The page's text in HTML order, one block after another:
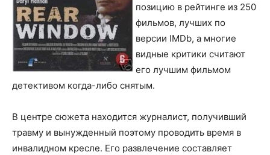
позицию в рейтинге из 250
фильмов, лучших по
версии IMDb, а многие
видные критики считают
его лучшим фильмом
детективом когда-либо снятым.
В центре сюжета находится журналист, получивший
травму и вынужденный поэтому проводить время в
инвалидном кресле. Его развлечение составляет